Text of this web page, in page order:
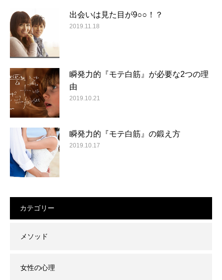
出会いは見た目が9○○！？
2019.11.18
瞬発力的『モテ白筋』が必要な2つの理
由
2019.10.21
瞬発力的『モテ白筋』の鍛え方
2019.10.17
カテゴリー
メソッド
女性の心理